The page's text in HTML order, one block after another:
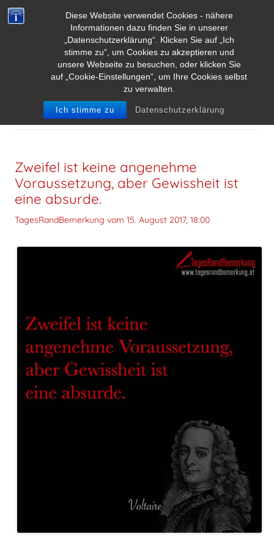
Diese Website verwendet Cookies - nähere
Informationen dazu finden Sie in unserer
„Datenschutzerklärung“. Klicken Sie auf „Ich
stimme zu“, um Cookies zu akzeptieren und
unsere Webseite zu besuchen, oder klicken Sie
auf „Cookie-Einstellungen“, um Ihre Cookies selbst
zu verwalten.
Ich stimme zu Datenschutzerklärung
SCHLAGWORT-ARCHIVE:GEWISSHEIT
Zweifel ist keine angenehme
Voraussetzung, aber Gewissheit ist
eine absurde.
TagesRandBemerkung vom 15. August 2017, 18:00